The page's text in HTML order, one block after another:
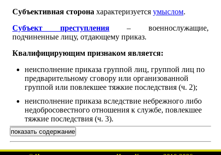
Субъективная сторона характеризуется умыслом.
Субъект преступления– военнослужащие,
подчиненные лицу, отдающему приказ.
Квалифицирующим признаком является:
неисполнение приказа группой лиц, группой лиц по
предварительному сговору или организованной
группой или повлекшее тяжкие последствия (ч. 2);
неисполнение приказа вследствие небрежного либо
недобросовестного отношения к службе, повлекшее
тяжкие последствия (ч. 3).
показать содержание